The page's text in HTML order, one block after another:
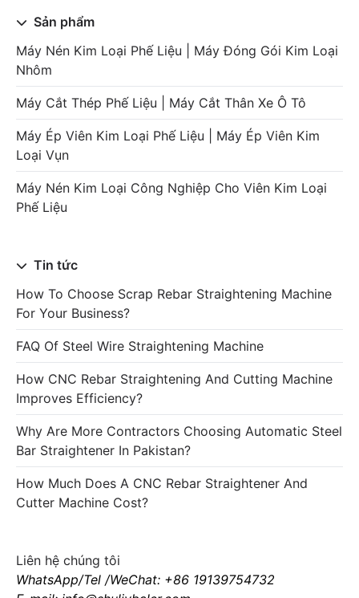
Sản phẩm
Máy Nén Kim Loại Phế Liệu | Máy Đóng Gói Kim Loại
Nhôm
Máy Cắt Thép Phế Liệu | Máy Cắt Thân Xe Ô Tô
Máy Ép Viên Kim Loại Phế Liệu | Máy Ép Viên Kim
Loại Vụn
Máy Nén Kim Loại Công Nghiệp Cho Viên Kim Loại
Phế Liệu
Tin tức
How To Choose Scrap Rebar Straightening Machine
For Your Business?
FAQ Of Steel Wire Straightening Machine
How CNC Rebar Straightening And Cutting Machine
Improves Efficiency?
Why Are More Contractors Choosing Automatic Steel
Bar Straightener In Pakistan?
How Much Does A CNC Rebar Straightener And
Cutter Machine Cost?
Liên hệ chúng tôi
WhatsApp/Tel /WeChat: +86 19139754732